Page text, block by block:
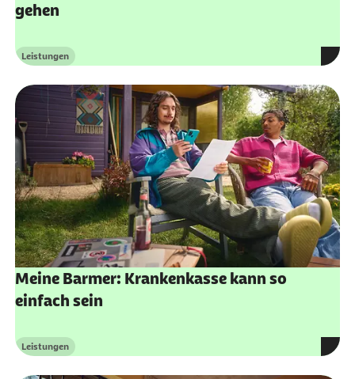
gehen
Kategorie
Leistungen
Meine Barmer: Krankenkasse kann so
einfach sein
Kategorie
Leistungen